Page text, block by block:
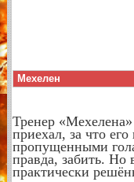
Мехелен
Тренер
приехал, за что
пропущенными
правда, забить. Но
практически